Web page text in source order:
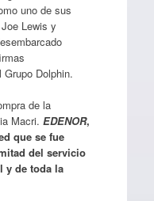
uno de sus
Lewis y
Dolphin.
de la
Macri. EDENOR,
que se fue
del servicio
y de toda la